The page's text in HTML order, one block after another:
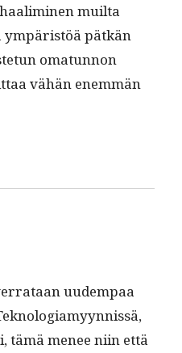
muil­ta
ympäristöä pätkän
omatun­non
vähän enem­män
uudem­paa
tämä menee niin että